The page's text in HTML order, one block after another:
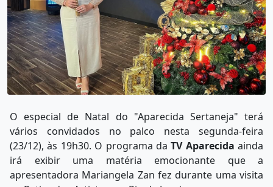
O especial de Natal do "Aparecida Sertaneja" terá
vários convidados no palco nesta segunda-feira
(23/12), às 19h30. O programa daTV Aparecida ainda
irá exibir uma matéria emocionante que a
apresentadora Mariangela Zan fez durante uma visita